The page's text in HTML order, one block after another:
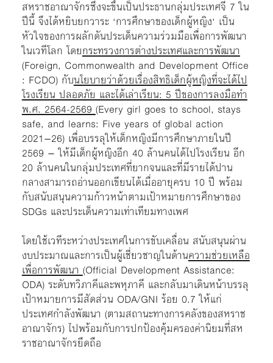
สหราชอาณาจักรซึ่งจะขึ้นเป็นประธานกลุ่มประเทศจี 7 ใน
ปีนี้ จึงได้หยิบยกวาระ ‘การศึกษาของเด็กผู้หญิง’ เป็น
หัวใจของการผลักดันประเด็นความร่วมมือเพื่อการพัฒนา
ในเวทีโลก โดยกระทรวงการต่างประเทศและการพัฒนา
(Foreign, Commonwealth and Development Office
: FCDO) กับนโยบายว่าด้วยเรื่องสิทธิเด็กผู้หญิงที่จะได้ไป
โรงเรียน ปลอดภัย และได้เล่าเรียน: 5 ปีของการลงมือทำ
พ.ศ. 2564-2569(Every girl goes to school, stays
safe, and learns: Five years of global action
2021–26) เพื่อบรรลุให้เด็กหญิงมีการศึกษาภายในปี
2569 – ให้มีเด็กผู้หญิงอีก 40 ล้านคนได้ไปโรงเรียน อีก
20 ล้านคนในกลุ่มประเทศที่ยากจนและที่มีรายได้ปาน
กลางสามารถอ่านออกเขียนได้เมื่ออายุครบ 10 ปี พร้อม
กับสนับสนุนความก้าวหน้าตามเป้าหมายการศึกษาของ
SDGs และประเด็นความเท่าเทียมทางเพศ
โดยใช้เวทีระหว่างประเทศในการขับเคลื่อน สนับสนุนผ่าน
งบประมาณและการเป็นผู้เชี่ยวชาญในด้านความช่วยเหลือ
เพื่อการพัฒนา(Official Development Assistance:
ODA) ระดับทวิภาคีและพหุภาคี และกลับมาเดินหน้าบรรลุ
เป้าหมายการมีสัดส่วน ODA/GNI ร้อย 0.7 ให้แก่
ประเทศกำลังพัฒนา (ตามสถานะทางการคลังของสหราช
อาณาจักร) ไปพร้อมกับการปกป้องคุ้มครองค่านิยมที่สห
ราชอาณาจักรยึดถือ